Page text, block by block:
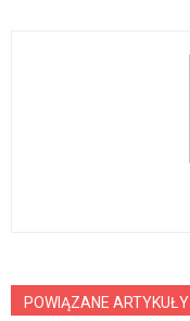
POWIĄZANE ARTYKUŁY